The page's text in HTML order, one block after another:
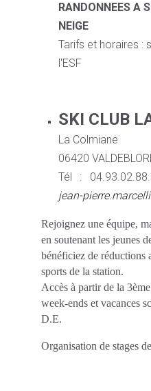
RANDONNEES A
NEIGE
Tarifs et horaires :
l'ESF
SKI CLUB
La Colmiane
06420
Tél :
jean-
Rejoignez une équipe,
en soutenant les jeunes
bénéficiez de réductions
sports de la station.
Accès à partir de la
week-ends et vacances
D.E.
Organisation de stages